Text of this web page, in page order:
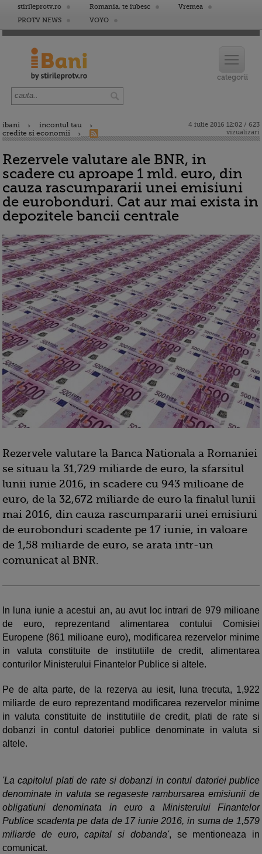
stirileprotv.ro Romania, te iubesc
Vremea
PROTV NEWS
VOYO
ibani
incontul tau
credite si economii
4 iulie 2016 12:02 / 623
vizualizari
Rezervele valutare ale BNR, in
scadere cu aproape 1 mld. euro, din
cauza rascumpararii unei emisiuni
de eurobonduri. Cat aur mai exista in
depozitele bancii centrale
Rezervele valutare la Banca Nationala a Romaniei
se situau la 31,729 miliarde de euro, la sfarsitul
lunii iunie 2016, in scadere cu 943 milioane de
euro, de la 32,672 miliarde de euro la finalul lunii
mai 2016, din cauza rascumpararii unei emisiuni
de eurobonduri scadente pe 17 iunie, in valoare
de 1,58 miliarde de euro, se arata intr-un
comunicat al BNR.
In luna iunie a acestui an, au avut loc intrari de 979 milioane
de euro, reprezentand alimentarea contului Comisiei
Europene (861 milioane euro), modificarea rezervelor minime
in valuta constituite de institutiile de credit, alimentarea
conturilor Ministerului Finantelor Publice si altele.
Pe de alta parte, de la rezerva au iesit, luna trecuta, 1,922
miliarde de euro reprezentand modificarea rezervelor minime
in valuta constituite de institutiile de credit, plati de rate si
dobanzi in contul datoriei publice denominate in valuta si
altele.
'La capitolul plati de rate si dobanzi in contul datoriei publice
denominate in valuta se regaseste rambursarea emisiunii de
obligatiuni denominata in euro a Ministerului Finantelor
Publice scadenta pe data de 17 iunie 2016, in suma de 1,579
miliarde de euro, capital si dobanda', se mentioneaza in
comunicat.